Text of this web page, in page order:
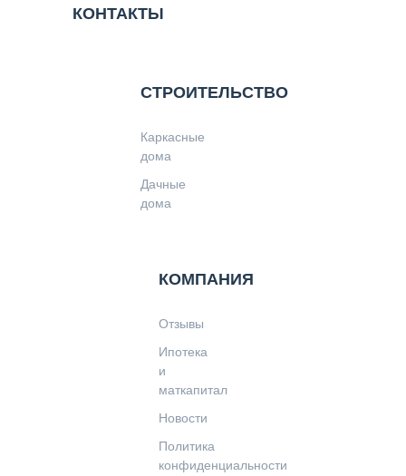
КОНТАКТЫ
СТРОИТЕЛЬСТВО
Каркасные
дома
Дачные
дома
КОМПАНИЯ
Отзывы
Ипотека
и
маткапитал
Новости
Политика
конфиденциальности